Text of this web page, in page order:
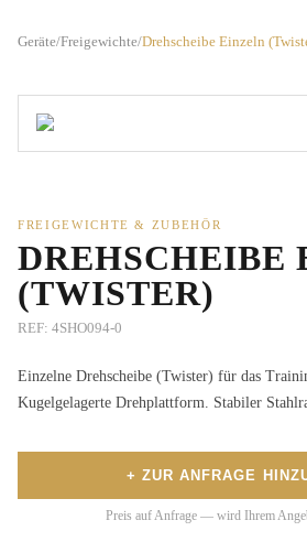
Geräte/Freigewichte/Drehscheibe Einzeln
FREIGEWICHTE & ZUBEHÖR
DREHSCHEIBE
(TWISTER)
REF: 4SHO094-0
Einzelne Drehscheibe (Twister) für das
Kugelgelagerte Drehplattform. Stabiler
+ ZUR ANFRAGE
Preis auf Anfrage — wird Ihrem